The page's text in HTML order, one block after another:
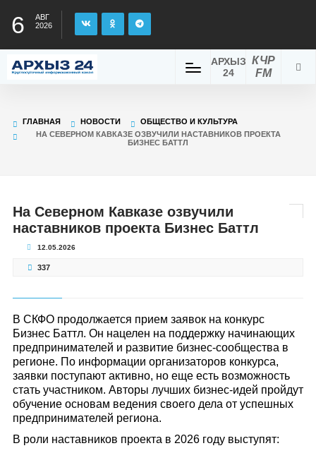
6
АВГ
2026
КЧР
FM
АРХЫЗ
24
ГЛАВНАЯ НОВОСТИ
ОБЩЕСТВО И КУЛЬТУРА
НА СЕВЕРНОМ КАВКАЗЕ ОЗВУЧИЛИ НАСТАВНИКОВ ПРОЕКТА
БИЗНЕС БАТТЛ
На Северном Кавказе озвучили
наставников проекта Бизнес Баттл
12.05.2026
337
В СКФО продолжается прием заявок на конкурс
Бизнес Баттл. Он нацелен на поддержку начинающих
предпринимателей и развитие бизнес-сообщества в
регионе. По информации организаторов конкурса,
заявки поступают активно, но еще есть возможность
стать участником. Авторы лучших бизнес-идей пройдут
обучение основам ведения своего дела от успешных
предпринимателей региона.
В роли наставников проекта в 2026 году выступят: